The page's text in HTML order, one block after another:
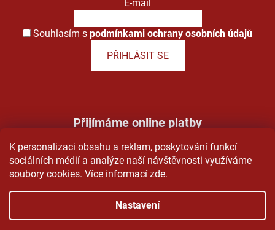
K personalizaci obsahu a reklam, poskytování funkcí
sociálních médií a analýze naší návštěvnosti využíváme
soubory cookies. Více informací zde.
Nastavení
E-mail
Souhlasím s podmínkami ochrany osobních údajů
PŘIHLÁSIT SE
Přijímáme online platby
Vytvořil Shoptet&PekneWeby